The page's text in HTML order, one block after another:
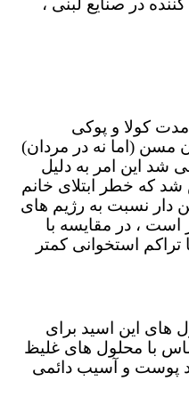
در صنایع لبنی ،
کولا و پوکی
مسن (اما نه در مردان)
این امر به دلیل
که خطر ابتلای خانم
دار نسبت به رژیم های
است ، در مقایسه با
استخوانی کمتر
این اسید برای
با محلول های غلیظ
پوست و آسیب دائمی